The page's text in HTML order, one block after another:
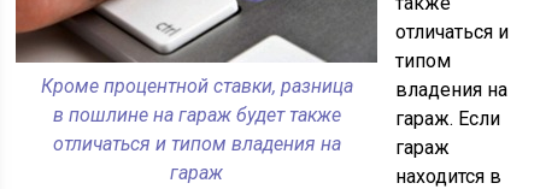
Кроме процентной ставки, разница
в пошлине на гараж будет также
отличаться и типом владения на
гараж
отличаться и
типом
владения на
гараж. Если
гараж
находится в